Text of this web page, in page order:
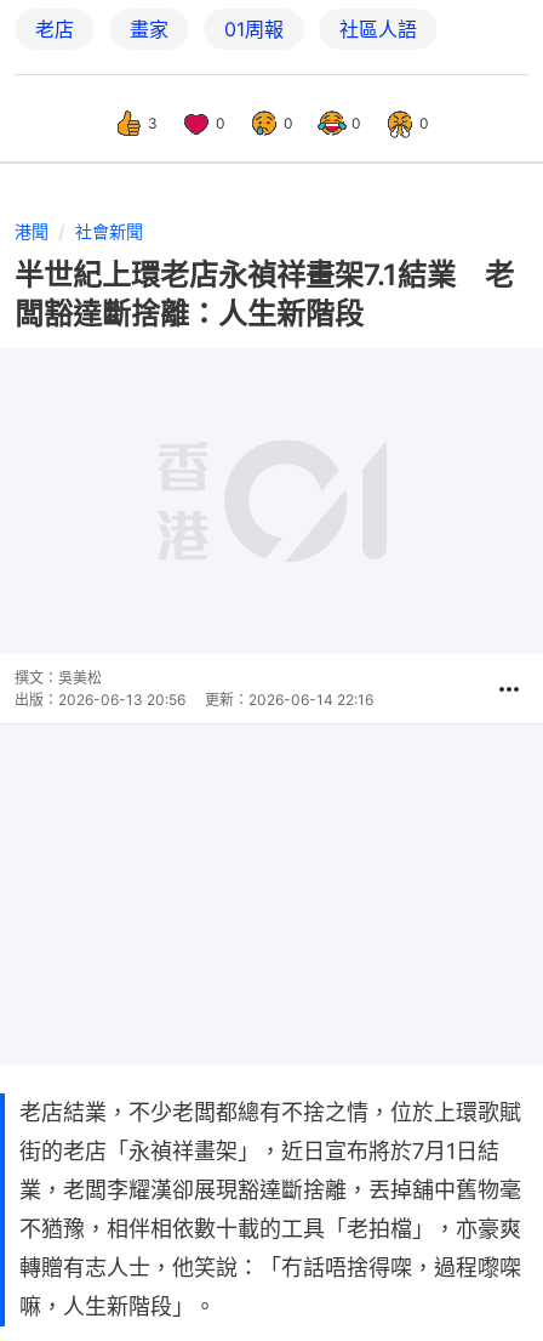
老店 畫家 01周報 社區人語
3 0 0 0 0
港聞 社會新聞
半世紀上環老店永禎祥畫架7.1結業 老
闆豁達斷捨離：人生新階段
撰文： 吳美松
出版： 2026-06-13 20:56 更新： 2026-06-14 22:16
老店結業，不少老闆都總有不捨之情，位於上環歌賦
街的老店「永禎祥畫架」，近日宣布將於7月1日結
業，老闆李耀漢卻展現豁達斷捨離，丟掉舖中舊物毫
不猶豫，相伴相依數十載的工具「老拍檔」，亦豪爽
轉贈有志人士，他笑說：「冇話唔捨得㗎，過程嚟㗎
嘛，人生新階段」。